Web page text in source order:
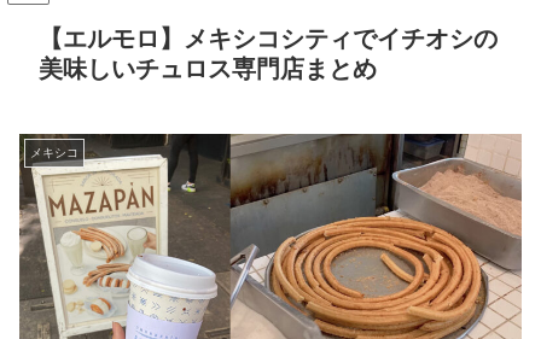
【エルモロ】メキシコシティでイチオシの
美味しいチュロス専門店まとめ
メキシコ